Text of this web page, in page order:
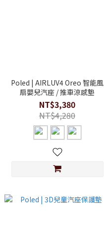
Poled | AIRLUV4 Oreo 智能風
扇嬰兒汽座 / 推車涼感墊
NT$3,380
NT$4,280